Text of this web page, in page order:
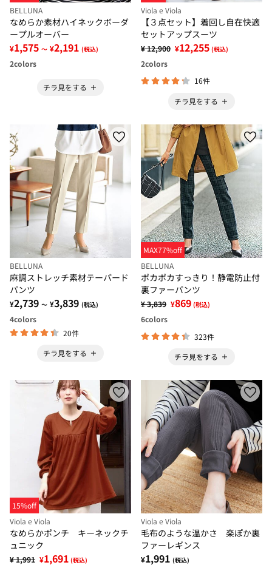
BELLUNA
なめらか素材ハイネックボーダ
ープルオーバー
¥1,575 ～ ¥2,191 (税込)
2colors
チラ見をする
Viola e Viola
【３点セット】着回し自在快適
セットアップスーツ
¥ 12,900 ¥12,255 (税込)
2colors
16件
チラ見をする
BELLUNA
麻調ストレッチ素材テーパード
パンツ
¥2,739 ～ ¥3,839 (税込)
4colors
20件
チラ見をする
MAX77%off
BELLUNA
ポカポカすっきり！静電防止付
裏ファーパンツ
¥ 3,839 ¥869 (税込)
6colors
323件
チラ見をする
15%off
Viola e Viola
なめらかポンチ キーネックチ
ュニック
¥ 1,991 ¥1,691 (税込)
Viola e Viola
毛布のような温かさ 楽ぽか裏
ファーレギンス
¥1,991 (税込)